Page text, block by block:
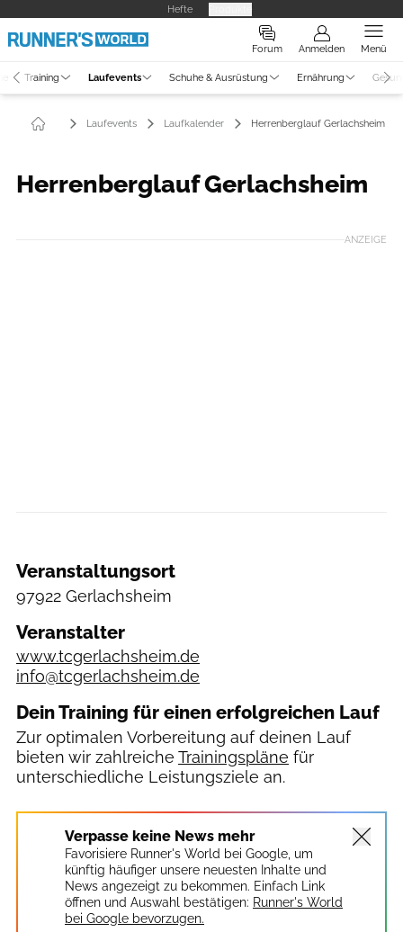
Hefte
Forum Anmelden Menü
Training Laufevents Schuhe & Ausrüstung Ernährung
Laufevents Laufkalender Herrenberglauf Gerlachsheim
Herrenberglauf Gerlachsheim
ANZEIGE
Veranstaltungsort
97922 Gerlachsheim
Veranstalter
www.tcgerlachsheim.de
info@tcgerlachsheim.de
Dein Training für einen erfolgreichen Lauf
Zur optimalen Vorbereitung auf deinen Lauf
bieten wir zahlreiche Trainingspläne für
unterschiedliche Leistungsziele an.
Verpasse keine News mehr
Favorisiere Runner's World bei Google, um
künftig häufiger unsere neuesten Inhalte und
News angezeigt zu bekommen. Einfach Link
öffnen und Auswahl bestätigen: Runner's World
bei Google bevorzugen.